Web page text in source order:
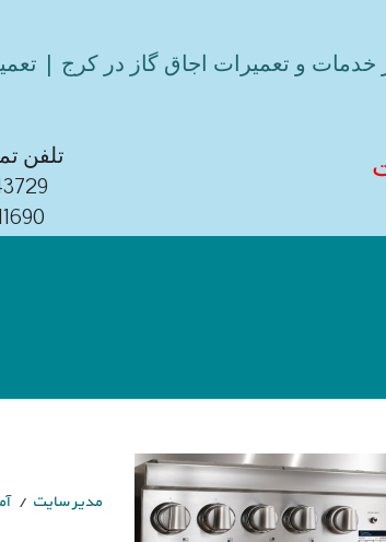
خدمات و تعمیرات اجاق گاز در کرج |
تلفن
مدیر سایت